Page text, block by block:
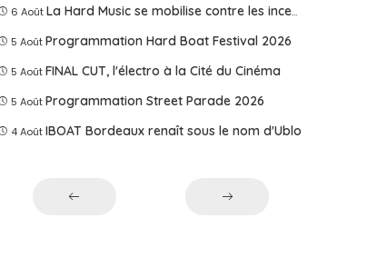
6 Août La Hard Music se mobilise contre les incendies
5 Août Programmation Hard Boat Festival 2026
5 Août FINAL CUT, l'électro à la Cité du Cinéma
5 Août Programmation Street Parade 2026
4 Août IBOAT Bordeaux renaît sous le nom d'Ublo